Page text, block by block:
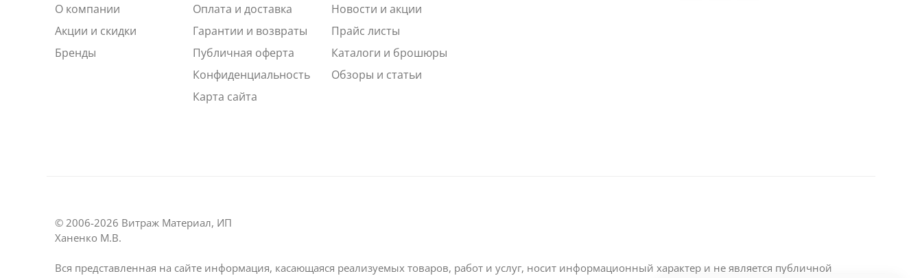
О компании
Акции и скидки
Бренды
Оплата и доставка
Гарантии и возвраты
Публичная оферта
Конфиденциальность
Карта сайта
Новости и акции
Прайс листы
Каталоги и брошюры
Обзоры и статьи
© 2006-2026 Витраж Материал, ИП
Ханенко М.В.
Вся представленная на сайте информация, касающаяся реализуемых товаров, работ и услуг, носит информационный характер и не является публичной